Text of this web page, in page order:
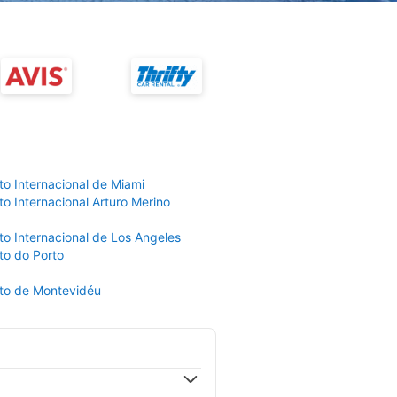
Internacional de Miami
Internacional Arturo Merino
Internacional de Los Angeles
do Porto
de Montevidéu